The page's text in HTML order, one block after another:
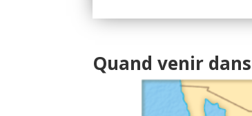
Quand venir